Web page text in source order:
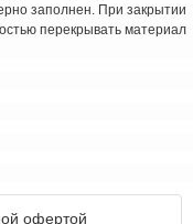
заполнен. При закрытии
перекрывать материал
офертой